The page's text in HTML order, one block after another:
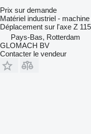
Prix sur demande
Matériel industriel -
Déplacement sur l'axe Z
Pays-Bas, Rotterdam
GLOMACH BV
Contacter le vendeur